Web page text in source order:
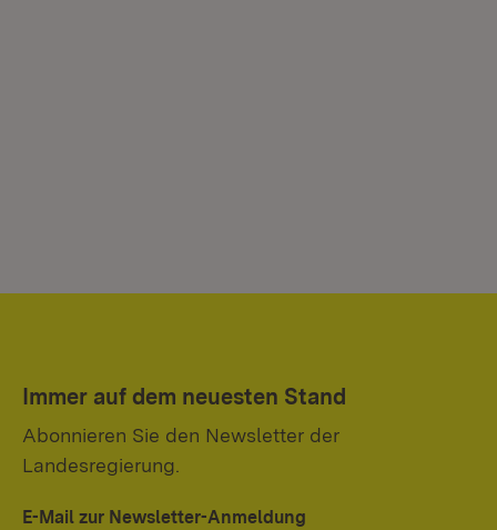
Immer auf dem neuesten Stand
Abonnieren Sie den Newsletter der
Landesregierung.
E-Mail zur Newsletter-Anmeldung